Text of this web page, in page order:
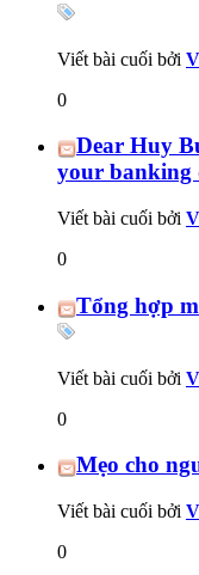
Viết bài cuối bởi
0
Dear Huy
your banking
Viết bài cuối bởi
0
Tổng hợp
Viết bài cuối bởi
0
Mẹo cho
Viết bài cuối bởi
0